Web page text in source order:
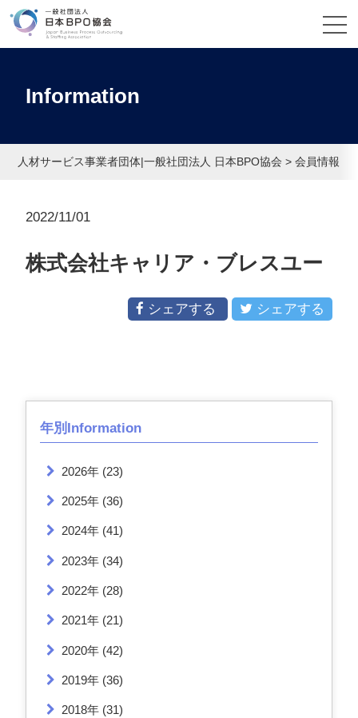
Information
人材サービス事業者団体|一般社団法人 日本BPO協会 >会員情報
2022/11/01
株式会社キャリア・ブレスユー
シェアする シェアする
年別Information
2026年(23)
2025年(36)
2024年(41)
2023年(34)
2022年(28)
2021年(21)
2020年(42)
2019年(36)
2018年(31)